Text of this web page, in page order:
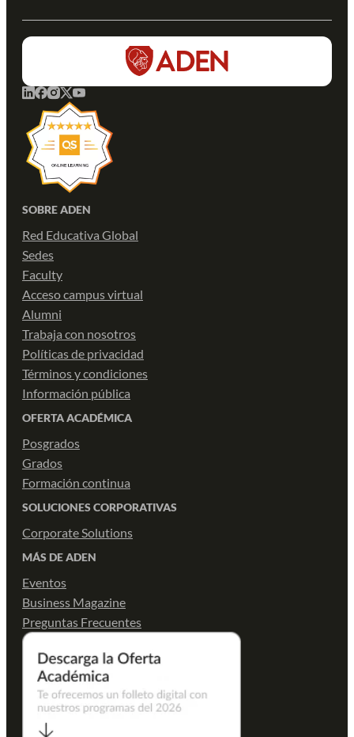
SOBRE ADEN
Red Educativa Global
Sedes
Faculty
Acceso campus virtual
Alumni
Trabaja con nosotros
Políticas de privacidad
Términos y condiciones
Información pública
OFERTA ACADÉMICA
Posgrados
Grados
Formación continua
SOLUCIONES CORPORATIVAS
Corporate Solutions
MÁS DE ADEN
Eventos
Business Magazine
Preguntas Frecuentes